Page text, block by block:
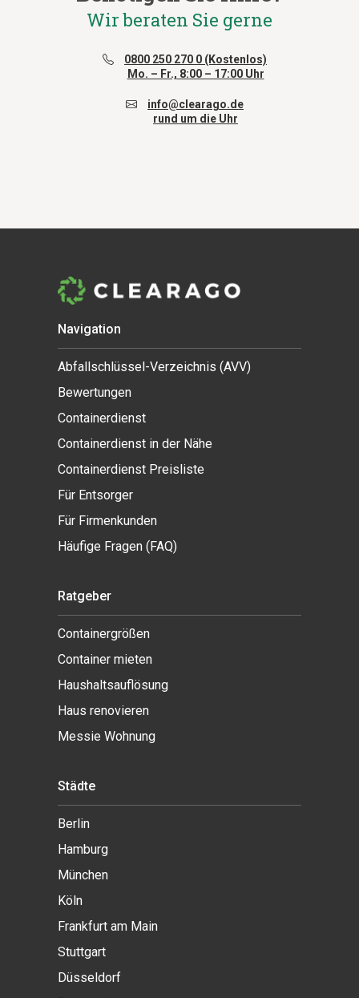
Wir beraten Sie gerne
0800 250 270 0 (Kostenlos)
Mo. – Fr., 8:00 – 17:00 Uhr
info@clearago.de
rund um die Uhr
Navigation
Abfallschlüssel-Verzeichnis (AVV)
Bewertungen
Containerdienst
Containerdienst in der Nähe
Containerdienst Preisliste
Für Entsorger
Für Firmenkunden
Häufige Fragen (FAQ)
Ratgeber
Containergrößen
Container mieten
Haushaltsauflösung
Haus renovieren
Messie Wohnung
Städte
Berlin
Hamburg
München
Köln
Frankfurt am Main
Stuttgart
Düsseldorf